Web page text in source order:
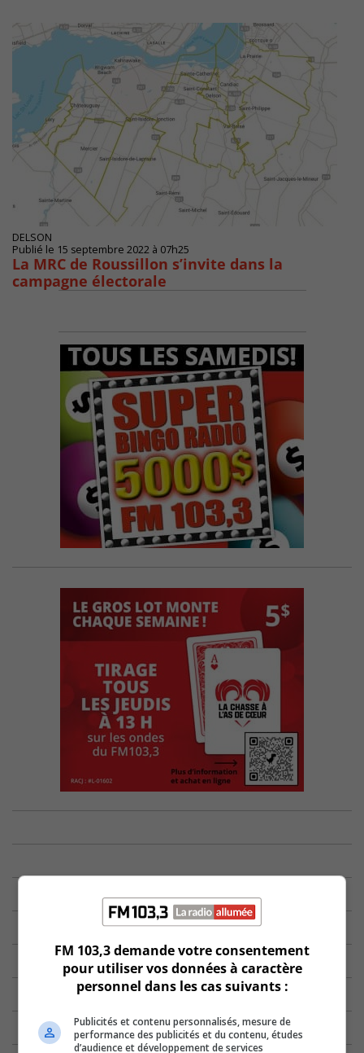
DELSON
Publié le 15 septembre 2022 à 07h25
La MRC de Roussillon s’invite dans la
campagne électorale
FM 103,3 demande votre consentement
pour utiliser vos données à caractère
personnel dans les cas suivants :
Publicités et contenu personnalisés, mesure de
performance des publicités et du contenu, études
d’audience et développement de services